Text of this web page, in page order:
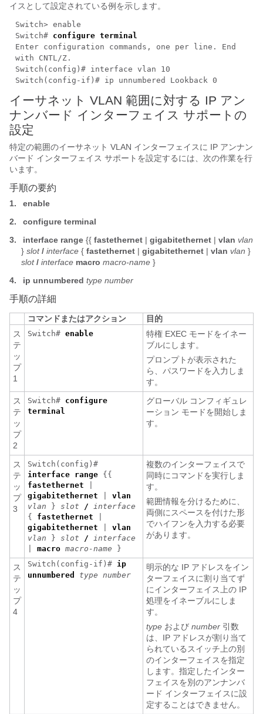
イスとして設定されている例を示します。
Switch> enable
Switch# configure terminal
Enter configuration commands, one per line. End
with CNTL/Z.
Switch(config)# interface vlan 10
Switch(config-if)# ip unnumbered Lookback 0
イーサネット VLAN 範囲に対する IP アン
ナンバード インターフェイス サポートの
設定
特定の範囲のイーサネット VLAN インターフェイスに IP アンナン
バード インターフェイス サポートを設定するには、次の作業を行
います。
手順の要約
1.
enable
2.
configure terminal
3.
interface range {{ fastethernet | gigabitethernet | vlan vlan
} slot / interface { fastethernet | gigabitethernet | vlan vlan }
slot / interface macro macro-name }
4.
ip unnumbered type number
手順の詳細
コマンドまたはアクション
目的
ス
テ
ッ
プ
1
Switch# enable
特権 EXEC モードをイネー
ブルにします。
プロンプトが表示された
ら、パスワードを入力しま
す。
ス
テ
ッ
プ
2
Switch# configure
terminal
グローバル コンフィギュレ
ーション モードを開始しま
す。
ス
テ
ッ
プ
3
Switch(config)#
interface range {{
fastethernet
gigabitethernet
vlan
vlan } slot /
interface
{ fastethernet
gigabitethernet
vlan
vlan } slot /
interface
macro macro-name }
複数のインターフェイスで
同時にコマンドを実行しま
す。
範囲情報を分けるために、
両側にスペースを付けた形
でハイフンを入力する必要
があります。
ス
テ
ッ
プ
4
Switch(config-if)# ip
unnumbered
type number
明示的な IP アドレスをイン
ターフェイスに割り当てず
にインターフェイス上の IP
処理をイネーブルにしま
す。
type および number 引数
は、IP アドレスが割り当て
られているスイッチ上の別
のインターフェイスを指定
します。指定したインター
フェイスを別のアンナンバ
ード インターフェイスに設
定することはできません。